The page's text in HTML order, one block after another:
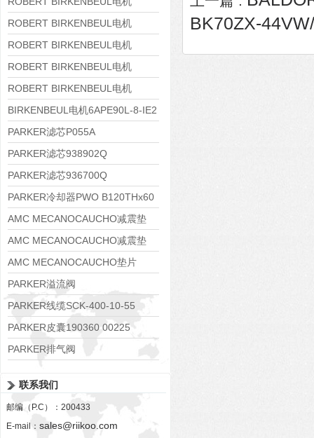
8APE160L-4-IE3
ROBERT BIRKENBEUL电机
8APE112M-6K-IE3
ROBERT BIRKENBEUL电机
8APE100L-2 IE3
ROBERT BIRKENBEUL电机
8APE90S-4 IE3
ROBERT BIRKENBEUL电机
8APE80M-2K-IE3
BIRKENBEUL电机6APE90L-8-IE2
PARKER滤芯P055A
PARKER滤芯938902Q
PARKER滤芯936700Q
PARKER冷却器PWO B120THx60
AMC MECANOCAUCHO减震垫
138552
AMC MECANOCAUCHO减震垫
138551
AMC MECANOCAUCHO垫片
608074
PARKER溢流阀
RE06M35W2N1KWXG087
PARKER线缆SCK-400-10-55
PARKER皮囊190360 00225
PARKER排气阀
联系我们
邮编（P.C）：200433
E-mail： sales@riikoo.com
BK70ZX-